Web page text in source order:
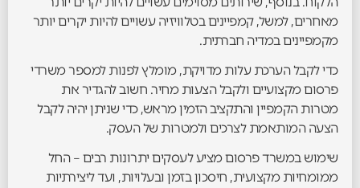
מאחרים, למשל, קמפיינים בטלוויזיה עשויים להיות יקרים יותר
מקמפיינים במדיה חברתית.
כדי לקבל הערכת עלות מדויקת, מומלץ לפנות למספר משרדי
פרסום מקצועיים ולקבל הצעות מחיר. חשוב להגדיר את
מטרות הקמפיין והתקציב הזמין מראש, כדי שניתן יהיה לקבל
הצעה המותאמת לצרכים ולמטרות של העסק.
שימוש במשרד פרסום מציע לעסקים יתרונות רבים – החל
ממומחיות מקצועית, חיסכון בזמן ובעלויות, ועד ליצירתיות